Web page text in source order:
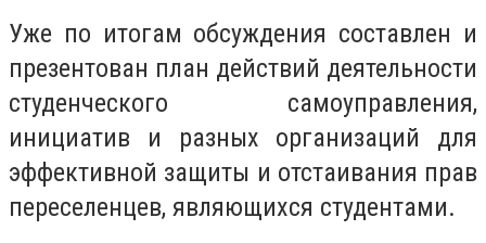
Уже по итогам обсуждения составлен и
презентован план действий деятельности
студенческого самоуправления,
инициатив и разных организаций для
эффективной защиты и отстаивания прав
переселенцев, являющихся студентами.